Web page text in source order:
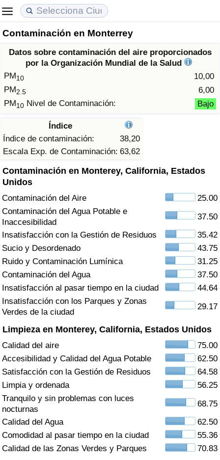
Contaminación en Monterrey
Datos sobre contaminación del aire proporcionados
por la Organización Mundial de la Salud
PM10
10,00
PM2.5
6,00
PM10 Nivel de Contaminación: Bajo
Índice
Índice de contaminación:
38,20
Escala Exp. de Contaminación: 63,62
Contaminación en Monterey, California, Estados
Unidos
Contaminación del Aire
25.00
Contaminación del Agua Potable e
Inaccesibilidad
37.50
Insatisfacción con la Gestión de Residuos
35.42
Sucio y Desordenado
43.75
Ruido y Contaminación Lumínica
31.25
Contaminación del Agua
37.50
Insatisfacción al pasar tiempo en la ciudad
44.64
Insatisfacción con los Parques y Zonas
Verdes de la ciudad
29.17
Limpieza en Monterey, California, Estados Unidos
Calidad del aire
75.00
Accesibilidad y Calidad del Agua Potable
62.50
Satisfacción con la Gestión de Residuos
64.58
Limpia y ordenada
56.25
Tranquilo y sin problemas con luces
nocturnas
68.75
Calidad del Agua
62.50
Comodidad al pasar tiempo en la ciudad
55.36
Calidad de las Zonas Verdes y Parques
70.83
Coste de vida
Índice de Costo de Vida (Actual)
Índice de Costo de Vida
en aqaba
Precios de las propiedades
Índice de Precios de Inmuebles (Actual)
Índice de Precios de Inmuebles
Calidad de Vida
Índice de Calidad de Vida
Índice de Calidad de Vida (Actual)
Delincuencia
Calificación del Índice de Criminalidad
(Actual)
Índice de Criminalidad
Índice de criminalidad por país
Sanidad
Índice de Sanidad (Actual)
Índice de Sanidad
Índice de Sanidad por País
Contaminación
Índice de Contaminación (Actual)
Índice de contaminación
Índice de Contaminación por País
Tráfico